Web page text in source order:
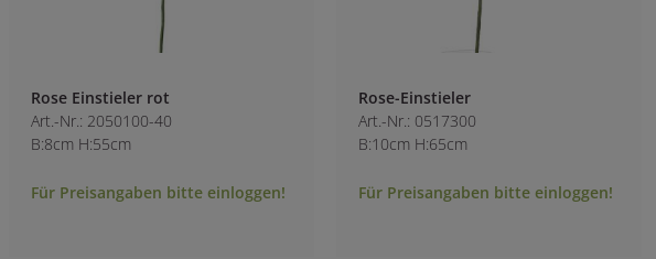
Rose Einstieler rot
Art.-Nr.: 2050100-40
B:8cm H:55cm
Für Preisangaben bitte einloggen!
Rose-Einstieler
Art.-Nr.: 0517300
B:10cm H:65cm
Für Preisangaben bitte einloggen!